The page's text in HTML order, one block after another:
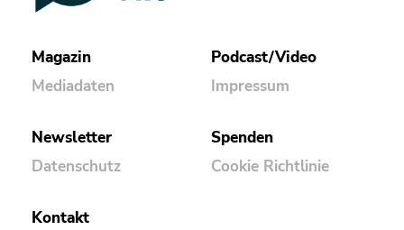
Magazin
Mediadaten
Podcast/Video
Impressum
Newsletter
Datenschutz
Spenden
Cookie Richtlinie
Kontakt